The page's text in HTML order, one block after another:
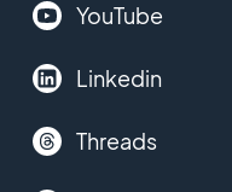
YouTube
Linkedin
Threads